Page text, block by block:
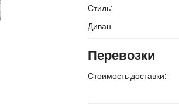
Стиль:
Диван:
Перевозки
Стоимость доставки: